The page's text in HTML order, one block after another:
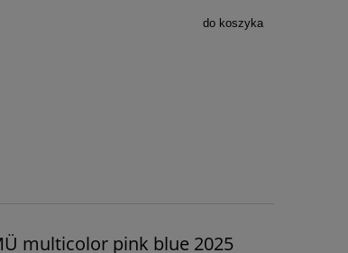
do koszyka
multicolor pink blue 2025